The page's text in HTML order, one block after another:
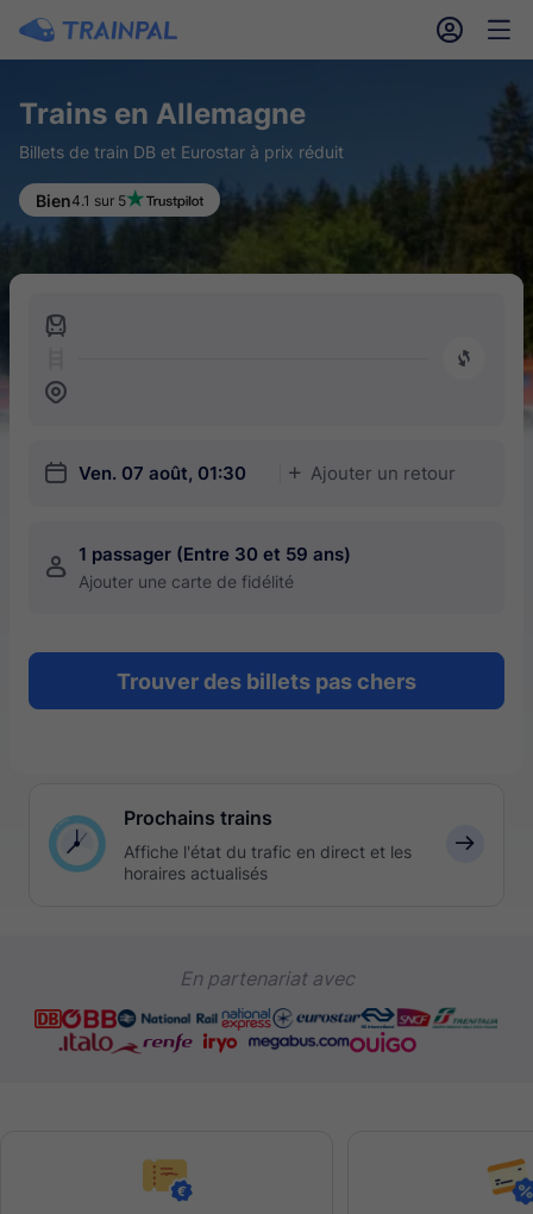
󱎓 󱒨
Trains en Allemagne
Billets de train DB et Eurostar à prix réduit
Bien4.1 sur 5
󱍉
󰿠
󱒣
󱎗 Ven. 07 août, 01:30 󱅇 Ajouter un retour
󱍂 1 passager (Entre 30 et 59 ans)
Ajouter une carte de fidélité
Trouver des billets pas chers
Prochains trains
Affiche l'état du trafic en direct et les
horaires actualisés
󰅛
En partenariat avec